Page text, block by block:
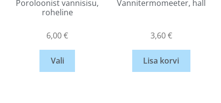
Poroloonist vannisisu,
roheline
6,00€
Vali
Vannitermomeeter, hall
3,60€
Lisa korvi